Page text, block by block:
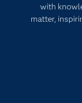
with
matter,